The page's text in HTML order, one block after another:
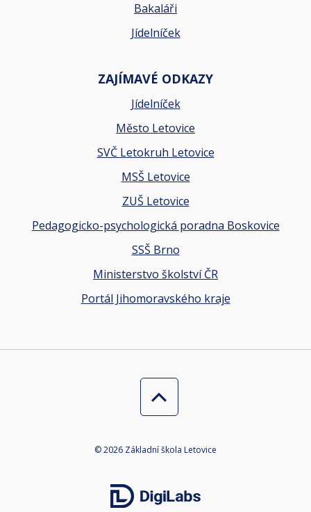
Bakaláři
Jídelníček
ZAJÍMAVÉ ODKAZY
Jídelníček
Město Letovice
SVČ Letokruh Letovice
MSŠ Letovice
ZUŠ Letovice
Pedagogicko-psychologická poradna Boskovice
SSŠ Brno
Ministerstvo školství ČR
Portál Jihomoravského kraje
© 2026 Základní škola Letovice